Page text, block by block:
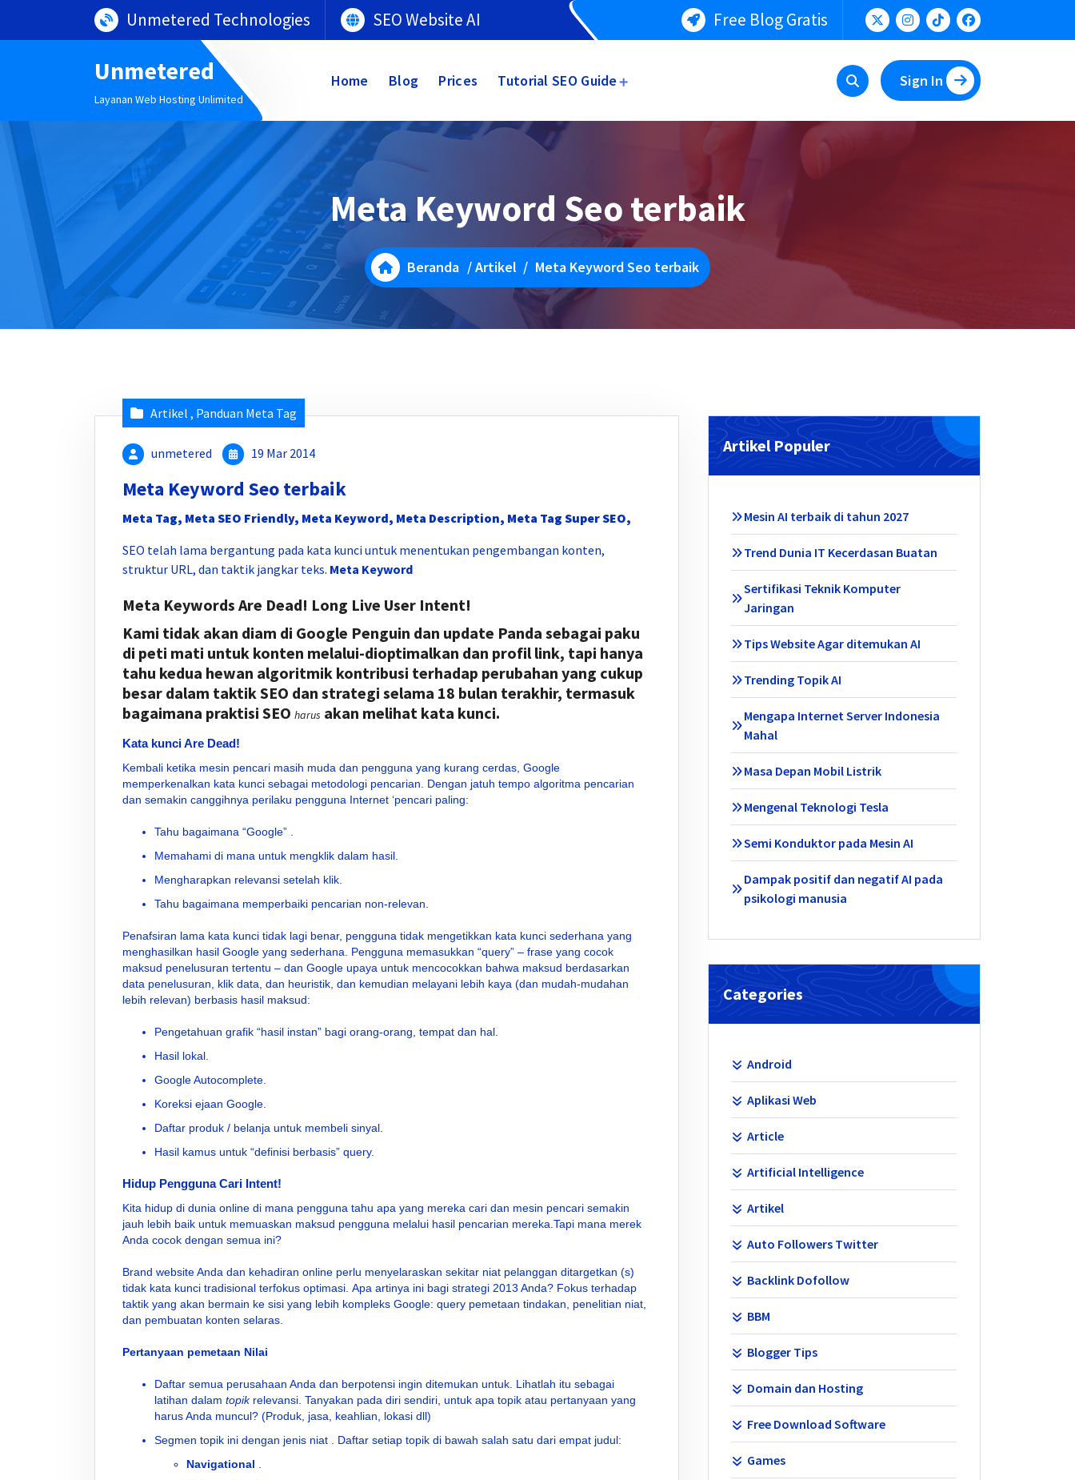
Unmetered Technologies SEO Website AI Free Blog Gratis
Unmetered
Layanan Web Hosting Unlimited
Home Blog Prices Tutorial SEO Guide Sign In
Meta Keyword Seo terbaik
Beranda /Artikel / Meta Keyword Seo terbaik
Artikel , Panduan Meta Tag
unmetered 19 Mar 2014
Meta Keyword Seo terbaik
Meta Tag, Meta SEO Friendly, Meta Keyword, Meta Description, Meta Tag Super SEO,
SEO telah lama bergantung pada kata kunci untuk menentukan pengembangan konten,
struktur URL, dan taktik jangkar teks. Meta Keyword
Meta Keywords Are Dead! Long Live User Intent!
Kami tidak akan diam di Google Penguin dan update Panda sebagai paku
di peti mati untuk konten melalui-dioptimalkan dan profil link, tapi hanya
tahu kedua hewan algoritmik kontribusi terhadap perubahan yang cukup
besar dalam taktik SEO dan strategi selama 18 bulan terakhir, termasuk
bagaimana praktisi SEO harus akan melihat kata kunci.
Kata kunci Are Dead!
Kembali ketika mesin pencari masih muda dan pengguna yang kurang cerdas, Google
memperkenalkan kata kunci sebagai metodologi pencarian. Dengan jatuh tempo algoritma pencarian
dan semakin canggihnya perilaku pengguna Internet ‘pencari paling:
Tahu bagaimana “Google” .
Memahami di mana untuk mengklik dalam hasil.
Mengharapkan relevansi setelah klik.
Tahu bagaimana memperbaiki pencarian non-relevan.
Penafsiran lama kata kunci tidak lagi benar, pengguna tidak mengetikkan kata kunci sederhana yang
menghasilkan hasil Google yang sederhana. Pengguna memasukkan “query” – frase yang cocok
maksud penelusuran tertentu – dan Google upaya untuk mencocokkan bahwa maksud berdasarkan
data penelusuran, klik data, dan heuristik, dan kemudian melayani lebih kaya (dan mudah-mudahan
lebih relevan) berbasis hasil maksud:
Pengetahuan grafik “hasil instan” bagi orang-orang, tempat dan hal.
Hasil lokal.
Google Autocomplete.
Koreksi ejaan Google.
Daftar produk / belanja untuk membeli sinyal.
Hasil kamus untuk “definisi berbasis” query.
Hidup Pengguna Cari Intent!
Kita hidup di dunia online di mana pengguna tahu apa yang mereka cari dan mesin pencari semakin
jauh lebih baik untuk memuaskan maksud pengguna melalui hasil pencarian mereka.Tapi mana merek
Anda cocok dengan semua ini?
Brand website Anda dan kehadiran online perlu menyelaraskan sekitar niat pelanggan ditargetkan (s)
tidak kata kunci tradisional terfokus optimasi. Apa artinya ini bagi strategi 2013 Anda? Fokus terhadap
taktik yang akan bermain ke sisi yang lebih kompleks Google: query pemetaan tindakan, penelitian niat,
dan pembuatan konten selaras.
Pertanyaan pemetaan Nilai
Daftar semua perusahaan Anda dan berpotensi ingin ditemukan untuk. Lihatlah itu sebagai
latihan dalam topikrelevansi. Tanyakan pada diri sendiri, untuk apa topik atau pertanyaan yang
harus Anda muncul? (Produk, jasa, keahlian, lokasi dll)
Segmen topik ini dengan jenis niat . Daftar setiap topik di bawah salah satu dari empat judul:
Navigational
Artikel Populer
Mesin AI terbaik di tahun 2027
Trend Dunia IT Kecerdasan Buatan
Sertifikasi Teknik Komputer
Jaringan
Tips Website Agar ditemukan AI
Trending Topik AI
Mengapa Internet Server Indonesia
Mahal
Masa Depan Mobil Listrik
Mengenal Teknologi Tesla
Semi Konduktor pada Mesin AI
Dampak positif dan negatif AI pada
psikologi manusia
Categories
Android
Aplikasi Web
Article
Artificial Intelligence
Artikel
Auto Followers Twitter
Backlink Dofollow
BBM
Blogger Tips
Domain dan Hosting
Free Download Software
Games